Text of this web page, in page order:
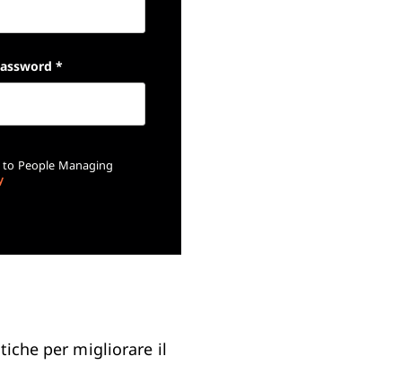
*
People Managing
per migliorare il